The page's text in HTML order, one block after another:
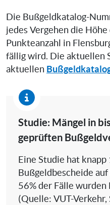
Die Bußgeldkatalog-
jedes Vergehen die Höhe
Punkteanzahl in
fällig wird. Die aktuellen
aktuellen
Studie: Mängel in
geprüften
Eine Studie hat knapp
Bußgeldbescheide
56% der Fälle
(Quelle: VUT-